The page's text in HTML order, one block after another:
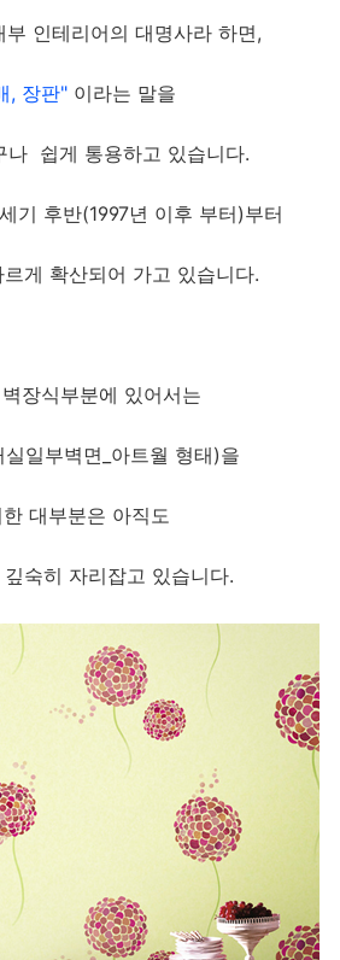
부 인테리어의 대명사라 하면,
, 장판" 이라는 말을
나 쉽게 통용하고 있습니다.
기 후반(1997년 이후 부터)부터
게 확산되어 가고 있습니다.
장식부분에 있어서는
일부벽면_아트월 형태)을
대부분은 아직도
숙히 자리잡고 있습니다.